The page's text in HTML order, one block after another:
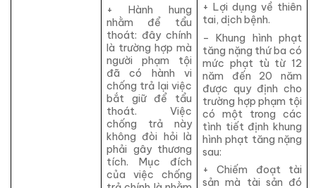
+ Hành hung
nhằm để tẩu
thoát: đây chính
là trường hợp mà
người phạm tội
đã có hành vi
chống trả lại việc
bắt giữ để tẩu
thoát. Việc
chống trả này
không đòi hỏi là
phải gây thương
tích. Mục đích
của việc chống
+ Lợi dụng về thiên
tai, dịch bệnh.
– Khung hình phạt
tăng nặng thứ ba có
mức phạt tù từ 12
năm đến 20 năm
được quy định cho
trường hợp phạm tội
có một trong các
tình tiết định khung
hình phạt tăng nặng
sau:
+ Chiếm đoạt tài
sản mà tài sản đó